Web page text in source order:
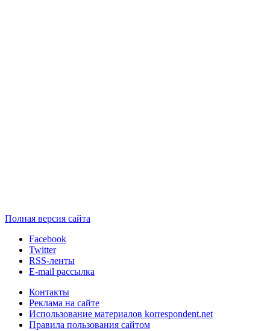
Полная версия сайта
Facebook
Twitter
RSS-ленты
E-mail рассылка
Контакты
Реклама на сайте
Использование материалов korrespondent.net
Правила пользования сайтом